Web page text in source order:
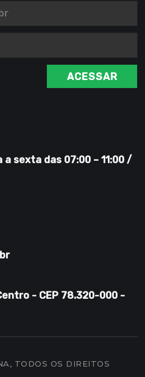
ACESSAR
sexta das 07:00 – 11:00 /
- CEP 78.320-000 -
TODOS OS DIREITOS